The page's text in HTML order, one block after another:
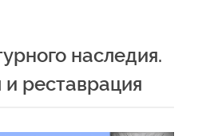
наследия.
реставрация